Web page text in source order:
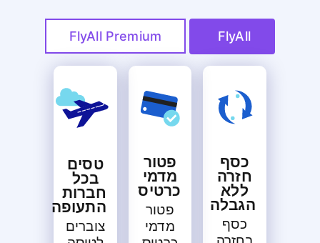
FlyAll
FlyAll Premium
כסף
חזרה
ללא
הגבלה
כסף
פטור
מדמי
כרטיס
פטור
מדמי
טסים
בכל
חברות
התעופה
צוברים